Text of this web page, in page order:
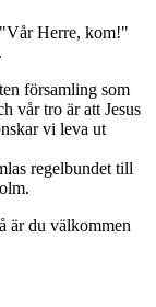
Herre, kom!"
.
församling som
vår tro är att Jesus
vi leva ut
regelbundet till
är du välkommen